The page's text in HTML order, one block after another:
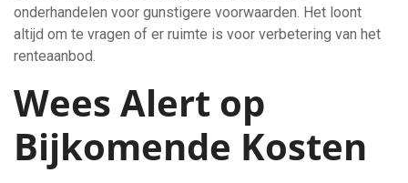
onderhandelen voor gunstigere voorwaarden. Het loont
altijd om te vragen of er ruimte is voor verbetering van het
renteaanbod.
Wees Alert op
Bijkomende Kosten